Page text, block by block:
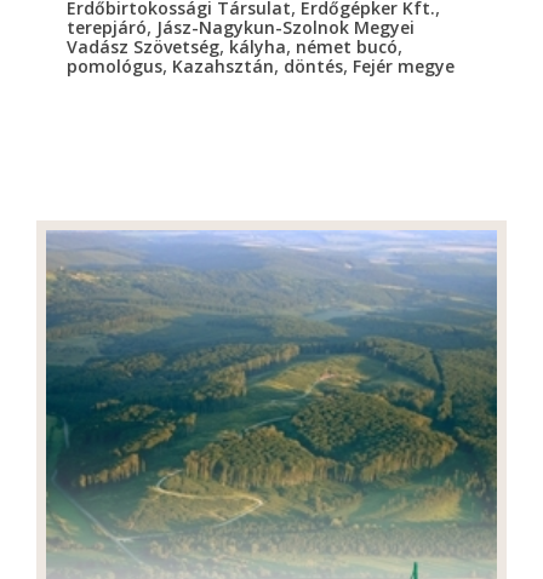
Erdőbirtokossági Társulat, Erdőgépker Kft.,
terepjáró, Jász-Nagykun-Szolnok Megyei
Vadász Szövetség,kályha, német bucó,
pomológus, Kazahsztán, döntés, Fejér megye